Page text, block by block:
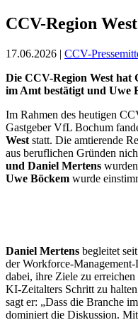
CCV-Region
17.06.2026 | CCV-
Die CCV-Region West hat
im Amt bestätigt und Uwe
Im Rahmen des heutigen
Gastgeber VfL Bochum
West statt. Die amtierende
aus beruflichen Gründen
und Daniel Mertens
Uwe Böckem wurde
Daniel Mertens begleitet
der Workforce-
dabei, ihre Ziele zu
KI-Zeitalters Schritt zu
sagt er: „Dass die Branche
dominiert die Diskussion.